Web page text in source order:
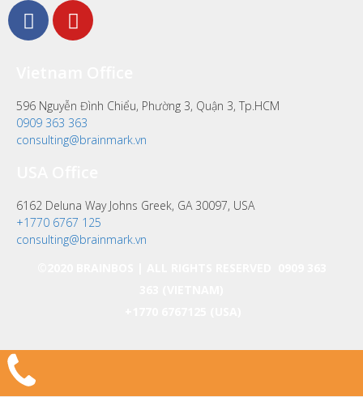
596 Nguyễn Đình Chiểu, Phường 3, Quận 3, Tp.HCM
0909 363 363
consulting@brainmark.vn
6162 Deluna Way Johns Greek, GA 30097, USA
+1770 6767 125
consulting@brainmark.vn